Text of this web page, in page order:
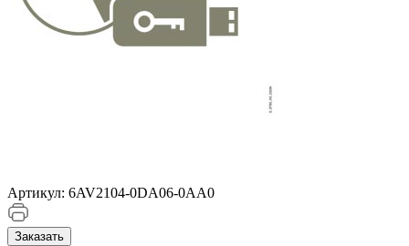
Артикул: 6AV2104-0DA06-0AA0
Заказать